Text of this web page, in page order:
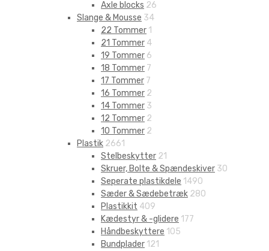
Axle blocks 26
Slange & Mousse 34
22 Tommer 1
21 Tommer 4
19 Tommer 6
18 Tommer 7
17 Tommer 7
16 Tommer 2
14 Tommer 3
12 Tommer 2
10 Tommer 2
Plastik 2661
Stelbeskytter 21
Skruer, Bolte & Spændeskiver 30
Seperate plastikdele 1490
Sæder & Sædebetræk 280
Plastikkit 409
Kædestyr & -glidere 177
Håndbeskyttere 105
Bundplader 121